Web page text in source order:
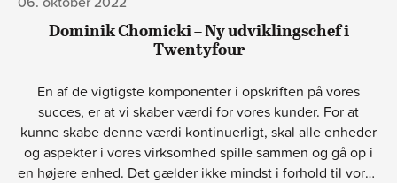
Dominik Chomicki – Ny udviklingschef i
Twentyfour
En af de vigtigste komponenter i opskriften på vores
succes, er at vi skaber værdi for vores kunder. For at
kunne skabe denne værdi kontinuerligt, skal alle enheder
og aspekter i vores virksomhed spille sammen og gå op i
en højere enhed. Det gælder ikke mindst i forhold til vores